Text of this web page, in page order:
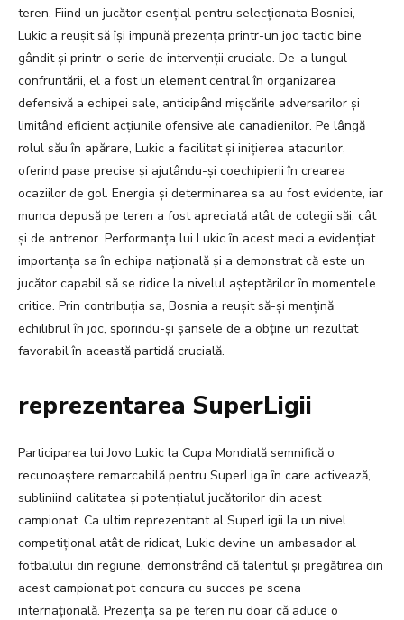
teren. Fiind un jucător esențial pentru selecționata Bosniei,
Lukic a reușit să își impună prezența printr-un joc tactic bine
gândit și printr-o serie de intervenții cruciale. De-a lungul
confruntării, el a fost un element central în organizarea
defensivă a echipei sale, anticipând mișcările adversarilor și
limitând eficient acțiunile ofensive ale canadienilor. Pe lângă
rolul său în apărare, Lukic a facilitat și inițierea atacurilor,
oferind pase precise și ajutându-și coechipierii în crearea
ocaziilor de gol. Energia și determinarea sa au fost evidente, iar
munca depusă pe teren a fost apreciată atât de colegii săi, cât
și de antrenor. Performanța lui Lukic în acest meci a evidențiat
importanța sa în echipa națională și a demonstrat că este un
jucător capabil să se ridice la nivelul așteptărilor în momentele
critice. Prin contribuția sa, Bosnia a reușit să-și mențină
echilibrul în joc, sporindu-și șansele de a obține un rezultat
favorabil în această partidă crucială.
reprezentarea SuperLigii
Participarea lui Jovo Lukic la Cupa Mondială semnifică o
recunoaștere remarcabilă pentru SuperLiga în care activează,
subliniind calitatea și potențialul jucătorilor din acest
campionat. Ca ultim reprezentant al SuperLigii la un nivel
competițional atât de ridicat, Lukic devine un ambasador al
fotbalului din regiune, demonstrând că talentul și pregătirea din
acest campionat pot concura cu succes pe scena
internațională. Prezența sa pe teren nu doar că aduce o